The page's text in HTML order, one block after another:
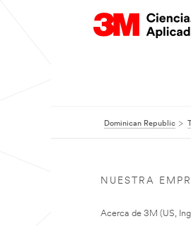
Dominican Republic
NUESTRA
Acerca de 3M (US,